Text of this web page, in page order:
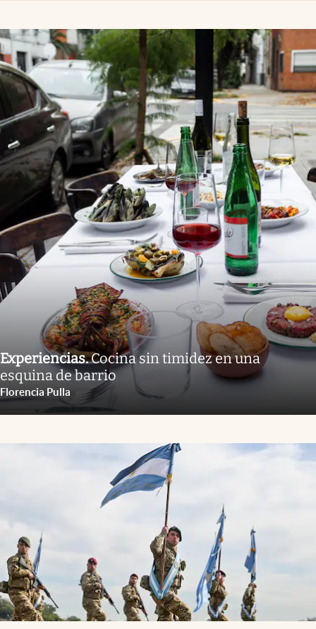
Experiencias.Cocina sin timidez en una
esquina de barrio
Florencia Pulla